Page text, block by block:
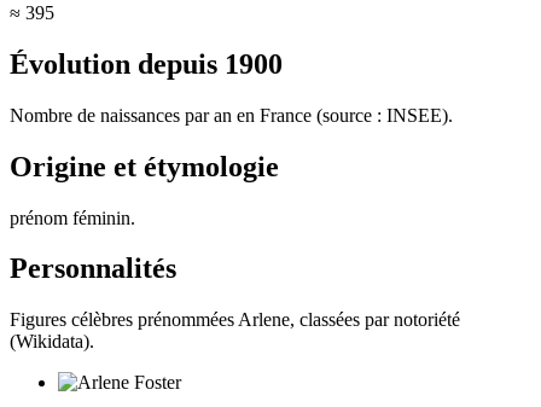
≈ 395
Évolution depuis 1900
Nombre de naissances par an en France (source : INSEE).
Origine et étymologie
prénom féminin.
Personnalités
Figures célèbres prénommées Arlene, classées par notoriété
(Wikidata).